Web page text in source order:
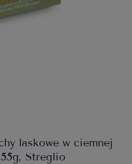
laskowe w ciemnej
Streglio